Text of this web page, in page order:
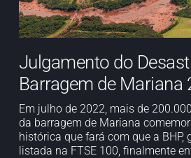
Julgamento do
Barragem de Mariana
Em julho de 2022, mais de
da barragem de Mariana
histórica que fará com que a BHP,
listada na FTSE 100, finalmente